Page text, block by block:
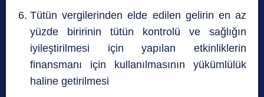
Tütün vergilerinden elde edilen gelirin en az
yüzde biririnin tütün kontrolü ve sağlığın
iyileştirilmesi için yapılan etkinliklerin
finansmanı için kullanılmasının yükümlülük
haline getirilmesi